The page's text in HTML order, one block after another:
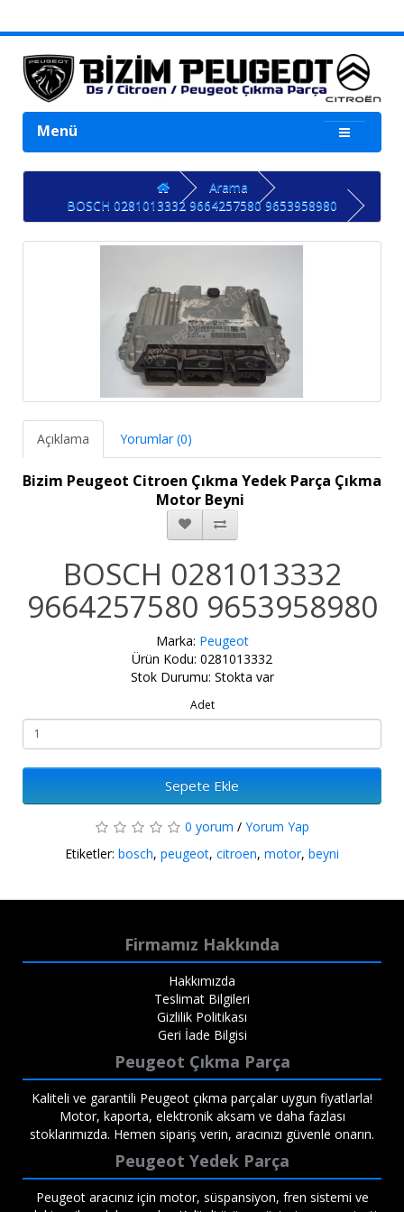
Menü
Arama
BOSCH 0281013332 9664257580 9653958980
Açıklama Yorumlar (0)
Bizim Peugeot Citroen Çıkma Yedek Parça Çıkma
Motor Beyni
BOSCH 0281013332
9664257580 9653958980
Marka: Peugeot
Ürün Kodu: 0281013332
Stok Durumu: Stokta var
Adet
Sepete Ekle
0 yorum / Yorum Yap
Etiketler: bosch, peugeot, citroen, motor, beyni
Firmamız Hakkında
Hakkımızda
Teslimat Bilgileri
Gizlilik Politikası
Geri İade Bilgisi
Peugeot Çıkma Parça
Kaliteli ve garantili Peugeot çıkma parçalar uygun fiyatlarla!
Motor, kaporta, elektronik aksam ve daha fazlası
stoklarımızda. Hemen sipariş verin, aracınızı güvenle onarın.
Peugeot Yedek Parça
Peugeot aracınız için motor, süspansiyon, fren sistemi ve